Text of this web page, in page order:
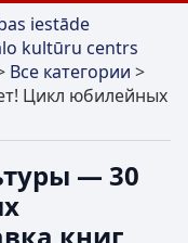
iestāde
kultūru centrs
Все категории >
Цикл юбилейных
— 30